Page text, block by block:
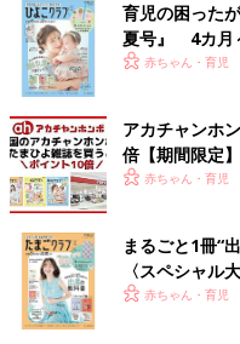
育児の困った
夏号』 4カ月
いっぱい！
赤ちゃん・育児
アカチャンホ
倍【期間限定】
赤ちゃん・育児
まるごと1冊“
〈スペシャル
赤ちゃん・育児